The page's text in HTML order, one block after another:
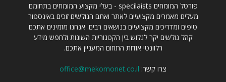
פורטל המומחים specilaists - בעלי מקצוע המומחים בתחומם
מעלים מאמרים מקצועיים לאתר ואתם הגולשים זוכים באינספור
טיפים ומדריכים מקצועיים בנושאים רבים. אנחנו מזמינים אתכם
קהל גולשים יקר לגלוש בין הקטגוריות השונות ולחפש מידע
רלוונטי אודות התחום המעניין אתכם.
צרו קשר: office@mekomonet.co.il